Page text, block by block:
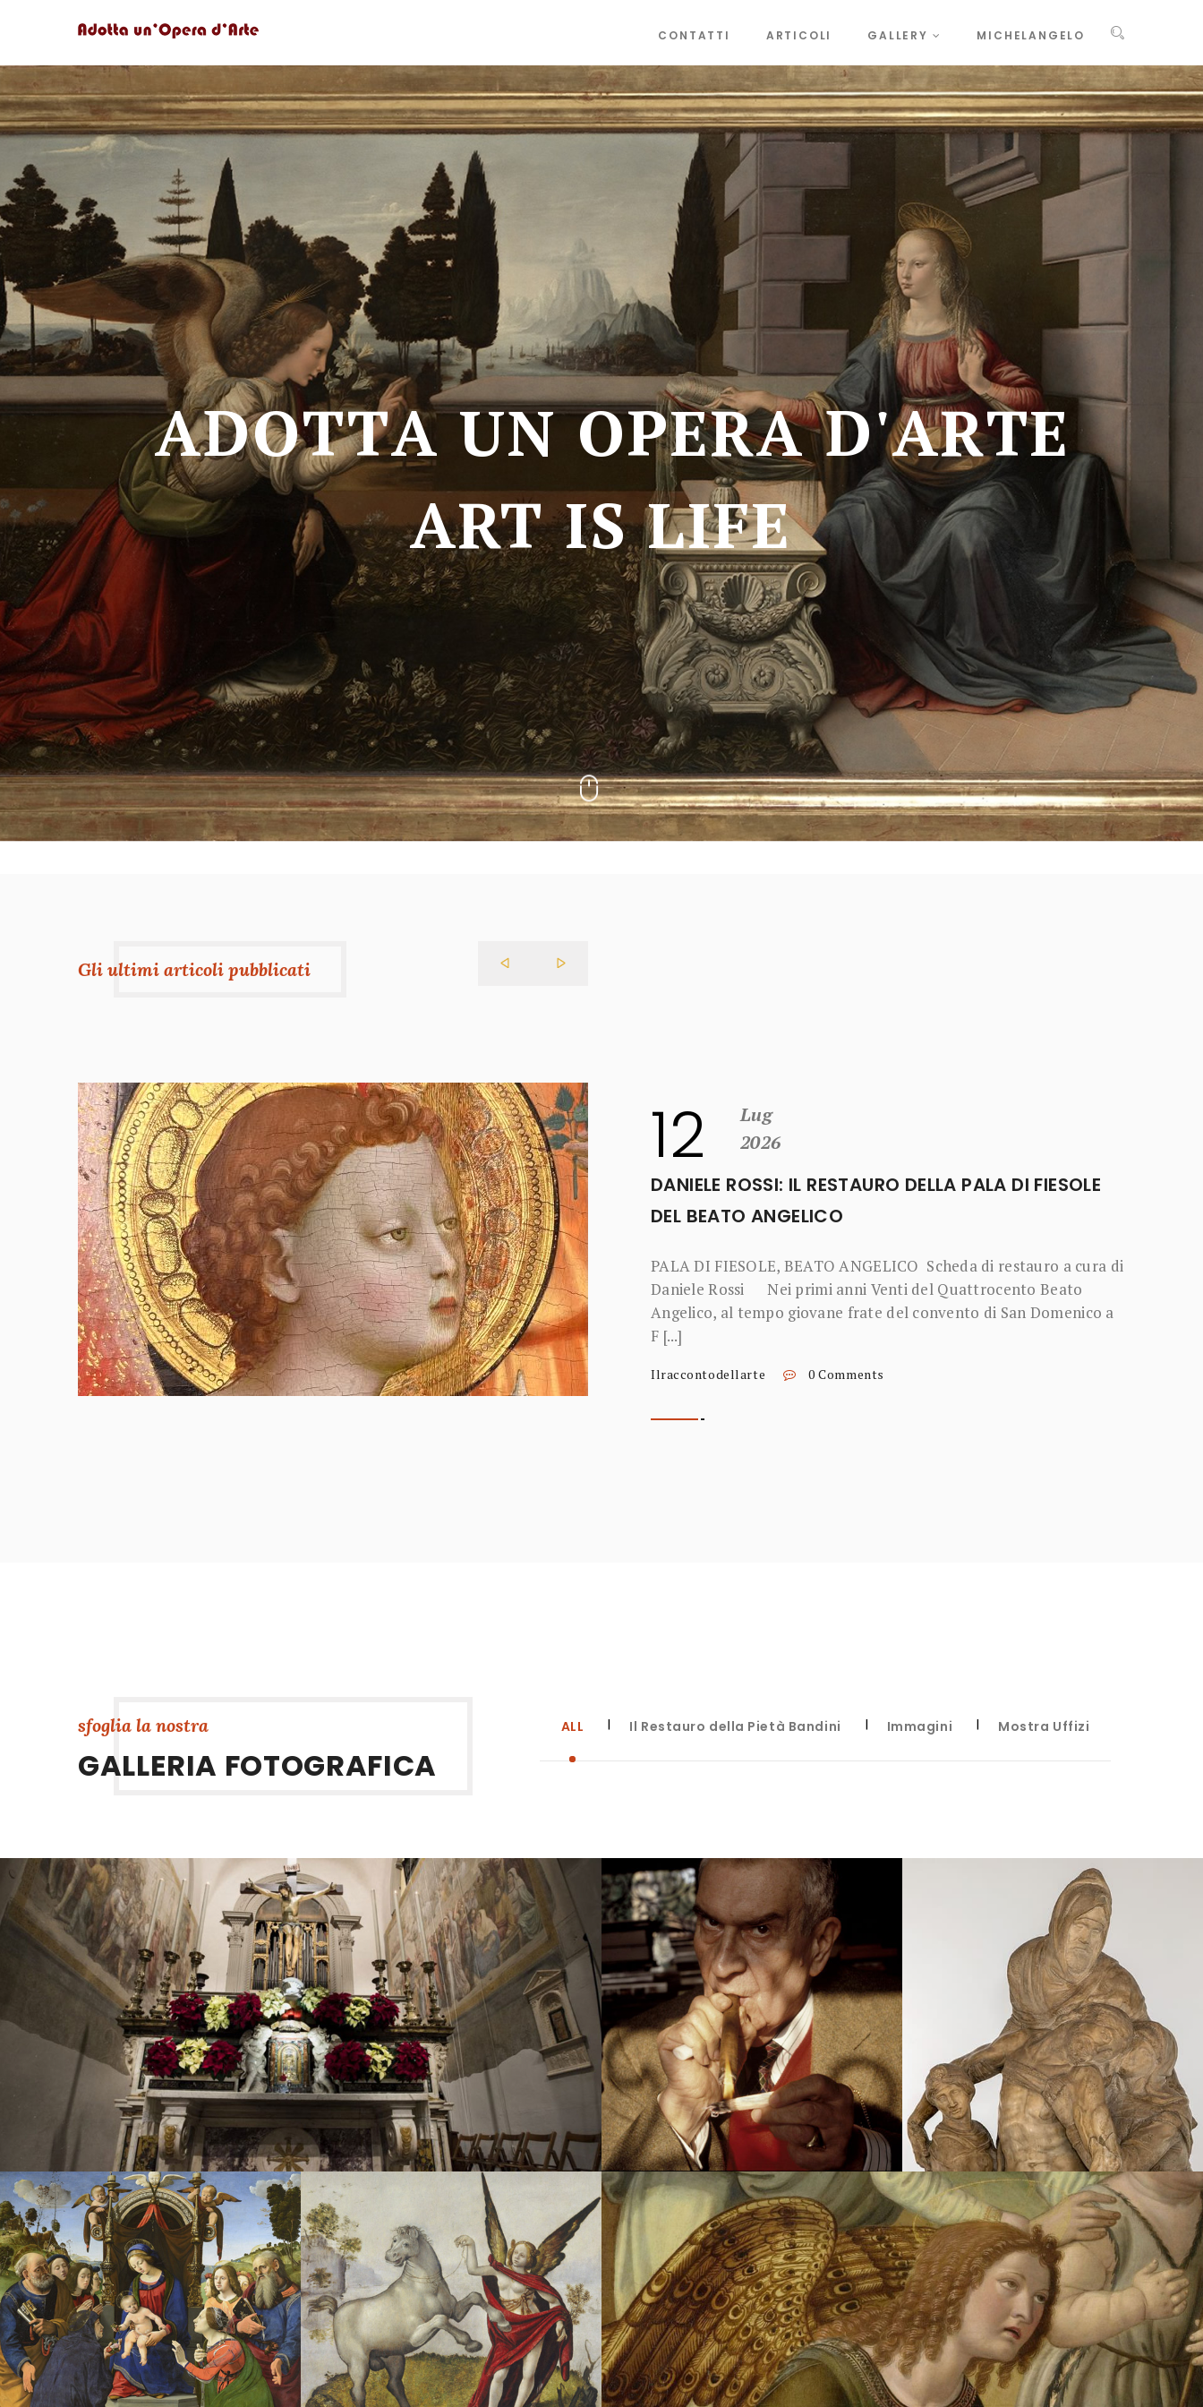
CONTATTI ARTICOLI GALLERY MICHELANGELO
ADOTTA UN OPERA D'ARTE
ART IS LIFE
Gli ultimi articoli pubblicati
29
Apr
2026
LUCIA DORI VINCE L’VIII EDIZIONE DEL PREMIO
FRIENDS OF FLORENCE SALONE DELL’ARTE E DEL
LUCIA DORI VINCE L’VIII EDIZIONE DEL PREMIO FRIENDS OF
FLORENCE SALONE DELL’ARTE E DEL RESTAURO DI FIRENZE È
stato consegnato il Premio Friends of Florence Salone dell’Arte e
del Restauro di Fi [...]
sfoglia la nostra
GALLERIA FOTOGRAFICA
ALL Il Restauro della Pietà Bandini Immagini Mostra Uffizi